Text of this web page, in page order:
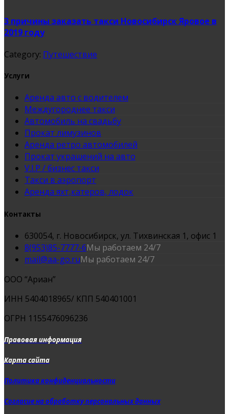
3 причины заказать такси Новосибирск Яровое в
2019 году
Category: Путешествие
Услуги
Аренда авто с водителем
Междугороднее такси
Автомобиль на свадьбу
Прокат лимузинов
Аренда ретро автомобилей
Прокат украшений на авто
V.I.P / бизнес такси
Такси в аэропорт
Аренда яхт,катеров, лодок
Контакты
630054, г. Новосибирск, ул. Тихвинская 1, офис 1
8(953)85-7777-6Мы работаем 24/7
mail@aa-go.ruМы работаем 24/7
ООО “Ариан”
ИНН 5404018965/ КПП 540401001
ОГРН 1155476096236
Правовая информация
Карта сайта
Политика конфиденциальности
Согласие на обработку персональных данных